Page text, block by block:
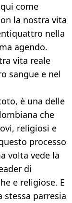
come
la nostra vita
nella
agendo.
vita reale
sangue e nel
è una delle
che
religiosi e
processo
volta vede la
di
e religiose. E
stessa parresia